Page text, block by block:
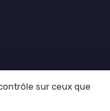
sur ceux que